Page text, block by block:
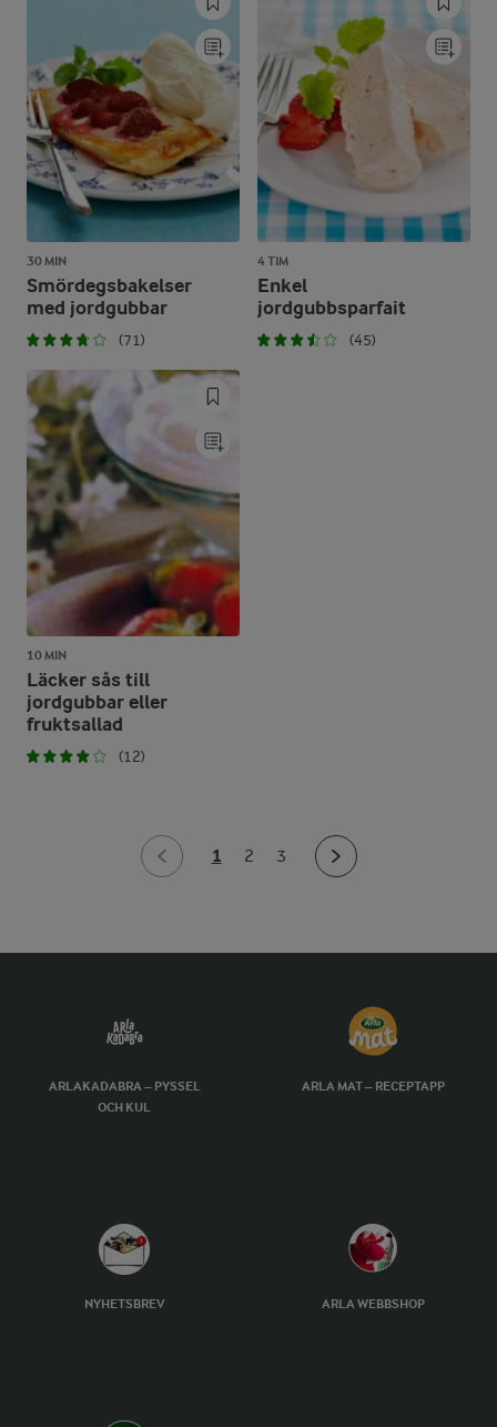
30 MIN
Smördegsbakelser
med jordgubbar
(71)
4 TIM
Enkel
jordgubbsparfait
(45)
10 MIN
Läcker sås till
jordgubbar eller
fruktsallad
(12)
1 2 3
ARLAKADABRA – PYSSEL
OCH KUL
ARLA MAT – RECEPTAPP
NYHETSBREV ARLA WEBBSHOP